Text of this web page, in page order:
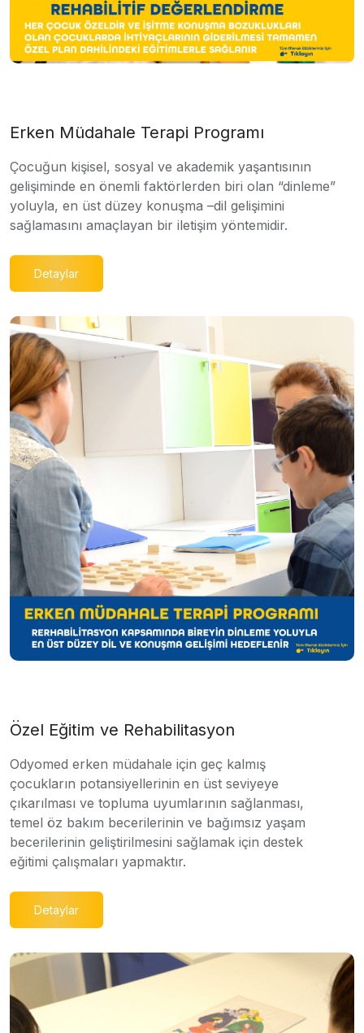
Erken Müdahale Terapi Programı
Çocuğun kişisel, sosyal ve akademik yaşantısının
gelişiminde en önemli faktörlerden biri olan “dinleme”
yoluyla, en üst düzey konuşma –dil gelişimini
sağlamasını amaçlayan bir iletişim yöntemidir.
Detaylar
Özel Eğitim ve Rehabilitasyon
Odyomed erken müdahale için geç kalmış
çocukların potansiyellerinin en üst seviyeye
çıkarılması ve topluma uyumlarının sağlanması,
temel öz bakım becerilerinin ve bağımsız yaşam
becerilerinin geliştirilmesini sağlamak için destek
eğitimi çalışmaları yapmaktır.
Detaylar